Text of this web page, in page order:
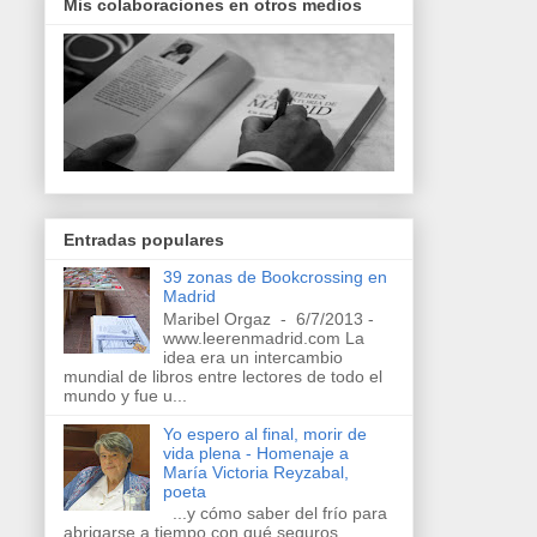
Mis colaboraciones en otros medios
Entradas populares
39 zonas de Bookcrossing en
Madrid
Maribel Orgaz - 6/7/2013 -
www.leerenmadrid.com La
idea era un intercambio
mundial de libros entre lectores de todo el
mundo y fue u...
Yo espero al final, morir de
vida plena - Homenaje a
María Victoria Reyzabal,
poeta
...y cómo saber del frío para
abrigarse a tiempo con qué seguros